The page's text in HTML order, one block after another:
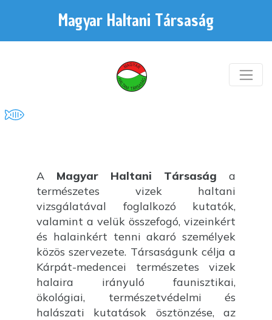
Magyar Haltani Társaság
A Magyar Haltani Társaság a
természetes vizek haltani
vizsgálatával foglalkozó kutatók,
valamint a velük összefogó, vizeinkért
és halainkért tenni akaró személyek
közös szervezete. Társaságunk célja a
Kárpát-medencei természetes vizek
halaira irányuló faunisztikai,
ökológiai, természetvédelmi és
halászati kutatások ösztönzése, az